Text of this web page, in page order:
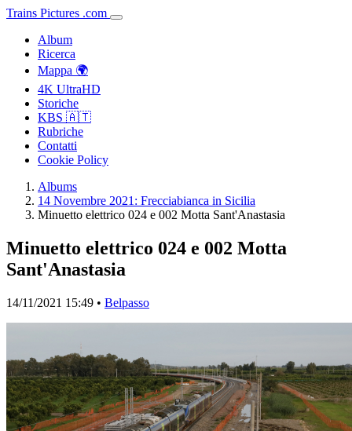
Trains Pictures .com
Album
Ricerca
Mappa 🌍
4K UltraHD
Storiche
KBS 🇦🇹
Rubriche
Contatti
Cookie Policy
Albums
14 Novembre 2021: Frecciabianca in Sicilia
Minuetto elettrico 024 e 002 Motta Sant'Anastasia
Minuetto elettrico 024 e 002 Motta
Sant'Anastasia
14/11/2021 15:49 • Belpasso